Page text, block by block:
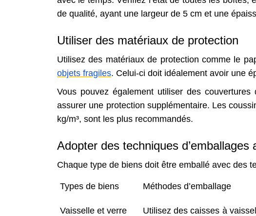
de qualité, ayant une largeur de 5 cm et une
Utiliser des matériaux de protection
Utilisez des matériaux de protection comme le
objets fragiles. Celui-ci doit idéalement avoir une
Vous pouvez également utiliser des
assurer une protection supplémentaire. Les
kg/m³, sont les plus recommandés.
Adopter des techniques d’emballages
Chaque type de biens doit être emballé avec des
Types de biens Méthodes d’emballage
Vaisselle et verre
Utilisez des caisses à